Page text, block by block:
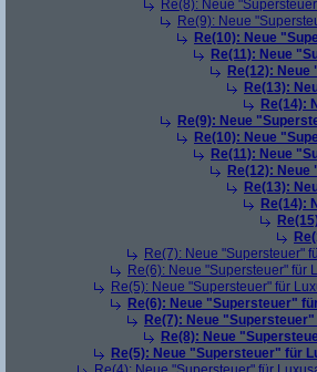
Re(8): Neue
Re(9): Neue
Re(10): Neue
Re(11): Neue
Re(12):
Re(13):
Re(14):
Re(9): Neue
Re(10): Neue
Re(11): Neue
Re(12):
Re(13):
Re(14):
Re(7): Neue "Supersteuer"
Re(6): Neue "Supersteuer" für
Re(5): Neue "Supersteuer" für
Re(6): Neue "Supersteuer"
Re(7): Neue
Re(8): Neue
Re(5): Neue "Supersteuer" für